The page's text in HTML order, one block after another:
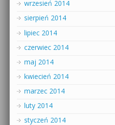
wrzesień 2014
sierpień 2014
lipiec 2014
czerwiec 2014
maj 2014
kwiecień 2014
marzec 2014
luty 2014
styczeń 2014